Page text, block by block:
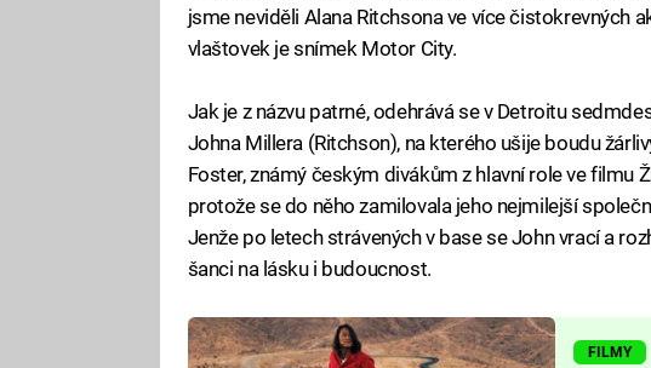
jsme neviděli Alana Ritchsona ve více čistokrevných
vlaštovek je snímek Motor City.
Jak je z názvu patrné, odehrává se v Detroitu
Johna Millera (Ritchson), na kterého ušije boudu
Foster, známý českým divákům z hlavní role ve filmu
protože se do něho zamilovala jeho nejmilejší
Jenže po letech strávených v base se John vrací a
šanci na lásku i budoucnost.
FILMY